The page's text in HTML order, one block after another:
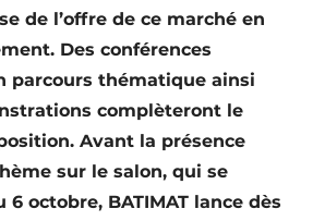
et égouttage
de l’offre de ce marché en
Des conférences
parcours thématique ainsi
complèteront le
Avant la présence
sur le salon, qui se
6 octobre, BATIMAT lance dès